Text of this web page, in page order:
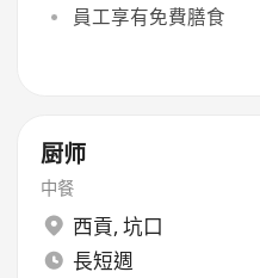
員工享有免費膳食
厨师
中餐
西貢, 坑口
長短週